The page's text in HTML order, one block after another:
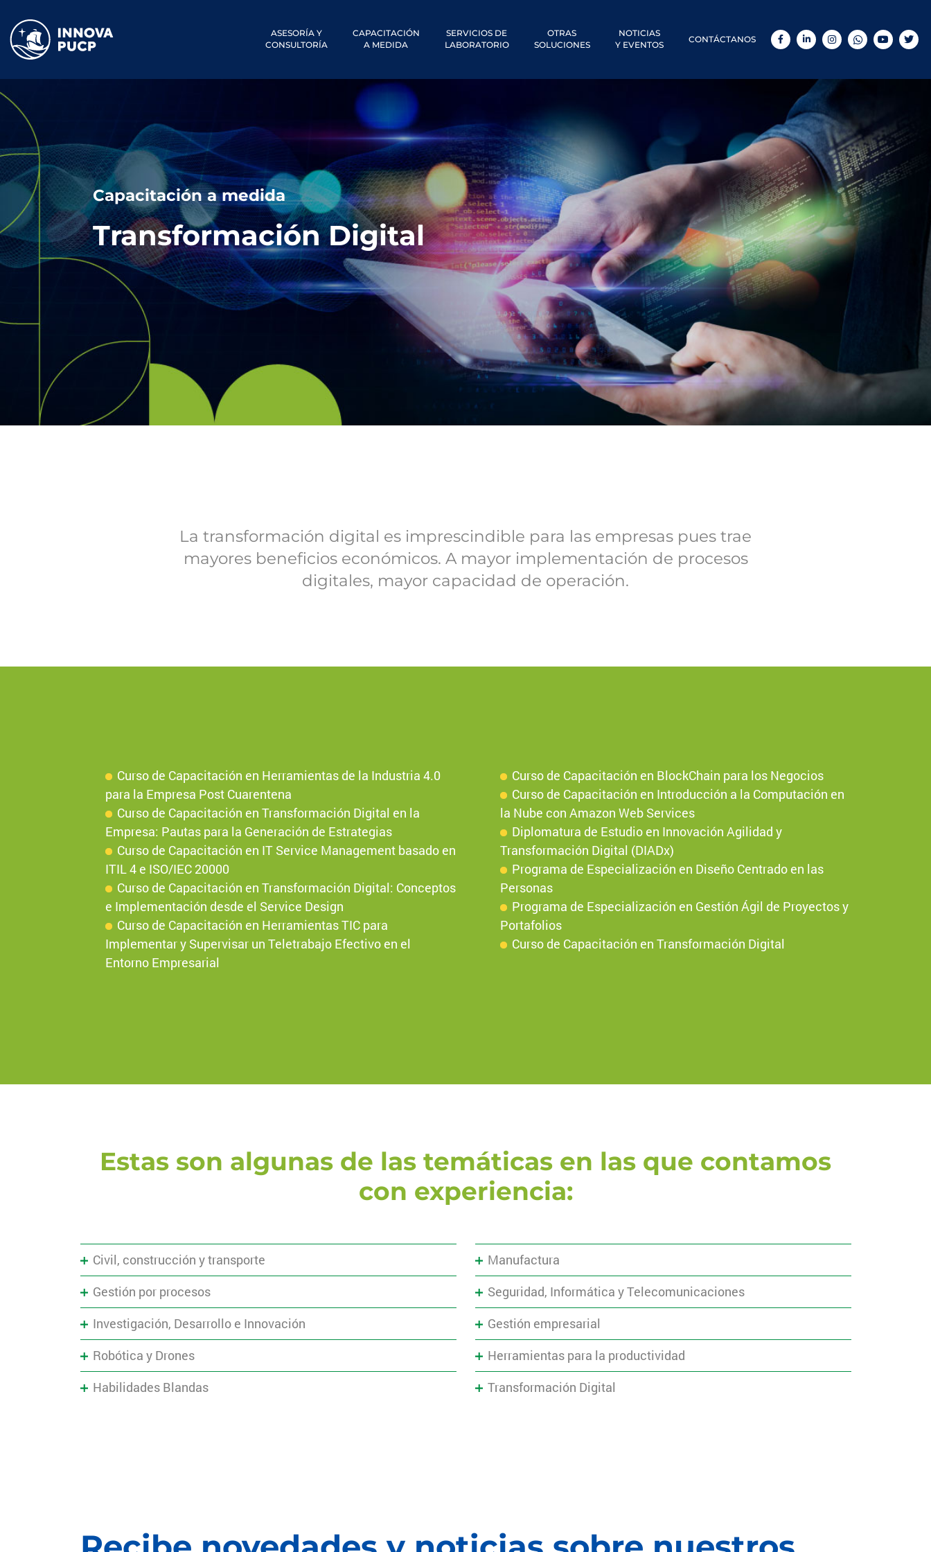
ASESORÍA Y
CONSULTORÍA
CAPACITACIÓN
A MEDIDA
SERVICIOS DE
LABORATORIO
OTRAS
SOLUCIONES
NOTICIAS
Y EVENTOS
CONTÁCTANOS FacebookLinkedInInstagramWhatsAppYouTube
Capacitación a medida
Transformación Digital
La transformación digital es imprescindible para las empresas pues trae
mayores beneficios económicos. A mayor implementación de procesos
digitales, mayor capacidad de operación.
Curso de Capacitación en Herramientas de la Industria 4.0
para la Empresa Post Cuarentena
Curso de Capacitación en Transformación Digital en la
Empresa: Pautas para la Generación de Estrategias
Curso de Capacitación en IT Service Management basado en
ITIL 4 e ISO/IEC 20000
Curso de Capacitación en Transformación Digital: Conceptos
e Implementación desde el Service Design
Curso de Capacitación en Herramientas TIC para
Implementar y Supervisar un Teletrabajo Efectivo en el
Entorno Empresarial
Curso de Capacitación en BlockChain para los Negocios
Curso de Capacitación en Introducción a la Computación en
la Nube con Amazon Web Services
Diplomatura de Estudio en Innovación Agilidad y
Transformación Digital (DIADx)
Programa de Especialización en Diseño Centrado en las
Personas
Programa de Especialización en Gestión Ágil de Proyectos y
Portafolios
Curso de Capacitación en Transformación Digital
Estas son algunas de las temáticas en las que contamos
con experiencia:
Civil, construcción y transporte
Gestión por procesos
Investigación, Desarrollo e Innovación
Robótica y Drones
Habilidades Blandas
Manufactura
Seguridad, Informática y Telecomunicaciones
Gestión empresarial
Herramientas para la productividad
Transformación Digital